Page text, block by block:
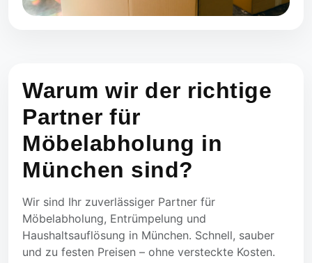
Warum wir der richtige
Partner für
Möbelabholung in
München sind?
Wir sind Ihr zuverlässiger Partner für
Möbelabholung, Entrümpelung und
Haushaltsauflösung in München. Schnell, sauber
und zu festen Preisen – ohne versteckte Kosten.